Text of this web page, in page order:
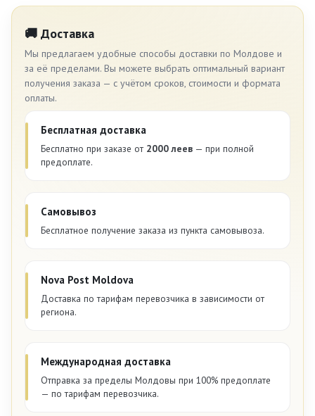
🚚 Доставка
Мы предлагаем удобные способы доставки по Молдове и
за её пределами. Вы можете выбрать оптимальный вариант
получения заказа — с учётом сроков, стоимости и формата
оплаты.
Бесплатная доставка
Бесплатно при заказе от 2000 леев — при полной
предоплате.
Самовывоз
Бесплатное получение заказа из пункта самовывоза.
Nova Post Moldova
Доставка по тарифам перевозчика в зависимости от
региона.
Международная доставка
Отправка за пределы Молдовы при 100% предоплате
— по тарифам перевозчика.